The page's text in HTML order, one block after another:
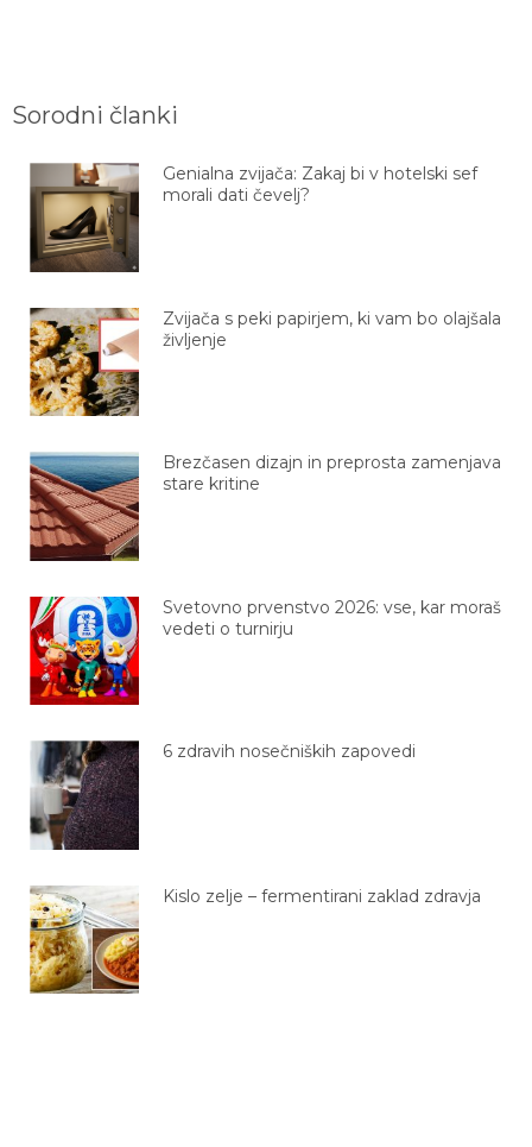
Sorodni članki
Genialna zvijača: Zakaj bi v hotelski sef
morali dati čevelj?
Zvijača s peki papirjem, ki vam bo olajšala
življenje
Brezčasen dizajn in preprosta zamenjava
stare kritine
Svetovno prvenstvo 2026: vse, kar moraš
vedeti o turnirju
6 zdravih nosečniških zapovedi
Kislo zelje – fermentirani zaklad zdravja